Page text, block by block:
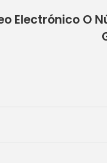
Electrónico O